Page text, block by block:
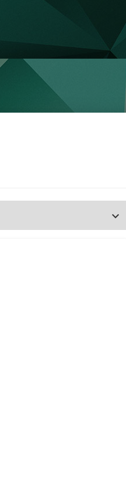
keyboard_arrow_down